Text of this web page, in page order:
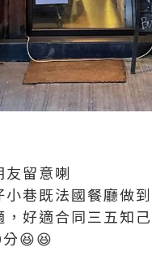
友留意喇
小巷既法國餐廳做
，好適合同三五知
😆😆